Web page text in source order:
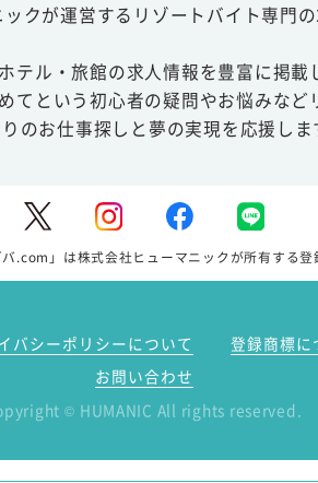
クが運営するリゾートバイト専門
テル・旅館の求人情報を豊富に掲
てという初心者の疑問やお悩みな
のお仕事探しと夢の実現を応援しま
バ.com」は株式会社ヒューマニックが所有する登
バシーポリシーについて 登録商標に
お問い合わせ
© HUMANIC All rights reserved.